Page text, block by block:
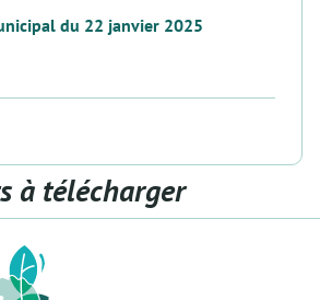
du 22 janvier 2025
à télécharger